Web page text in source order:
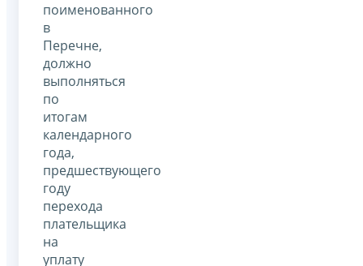
поименованного
в
Перечне,
должно
выполняться
по
итогам
календарного
года,
предшествующего
году
перехода
плательщика
на
уплату